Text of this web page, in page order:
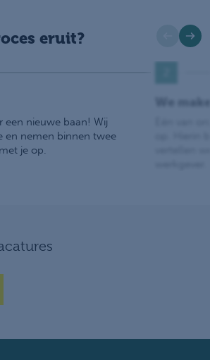
eruit?
een nieuwe baan! Wij
en nemen binnen twee
je op.
We